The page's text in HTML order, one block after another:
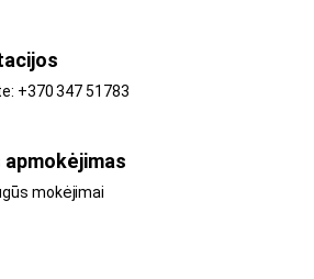
+370 347 51783
apmokėjimas
mokėjimai